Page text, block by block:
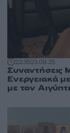
22:3523.09.25
Συναντήσεις
Ενεργειακά
με τον